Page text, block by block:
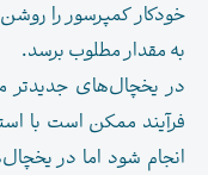
خودکار کمپرسور را
به مقدار مطلوب برسد.
در یخچال‌های جدیدتر
فرآیند ممکن است با
انجام شود اما در